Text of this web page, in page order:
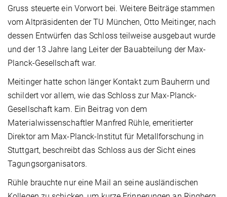
Gruss steuerte ein Vorwort bei. Weitere Beiträge stammen
vom Altpräsidenten der TU München, Otto Meitinger, nach
dessen Entwürfen das Schloss teilweise ausgebaut wurde
und der 13 Jahre lang Leiter der Bauabteilung der Max-
Planck-Gesellschaft war.
Meitinger hatte schon länger Kontakt zum Bauherrn und
schildert vor allem, wie das Schloss zur Max-Planck-
Gesellschaft kam. Ein Beitrag von dem
Materialwissenschaftler Manfred Rühle, emeritierter
Direktor am Max-Planck-Institut für Metallforschung in
Stuttgart, beschreibt das Schloss aus der Sicht eines
Tagungsorganisators.
Rühle brauchte nur eine Mail an seine ausländischen